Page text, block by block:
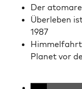
Der
Über­leben
1987
Plan­et vor